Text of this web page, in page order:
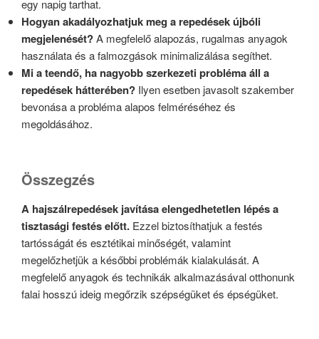
egy napig tarthat.
Hogyan akadályozhatjuk meg a repedések újbóli
megjelenését?A megfelelő alapozás, rugalmas anyagok
használata és a falmozgások minimalizálása segíthet.
Mi a teendő, ha nagyobb szerkezeti probléma áll a
repedések hátterében? Ilyen esetben javasolt szakember
bevonása a probléma alapos felméréséhez és
megoldásához.
Összegzés
A hajszálrepedések javítása elengedhetetlen lépés a
tisztasági festés előtt. Ezzel biztosíthatjuk a festés
tartósságát és esztétikai minőségét, valamint
megelőzhetjük a későbbi problémák kialakulását. A
megfelelő anyagok és technikák alkalmazásával otthonunk
falai hosszú ideig megőrzik szépségüket és épségüket.